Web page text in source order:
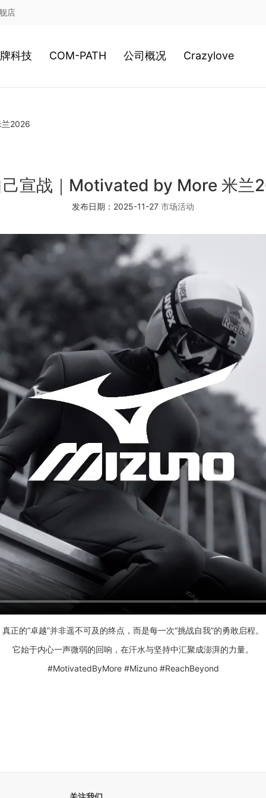
店
网球
科技
2020新科技
COM-PATH 公司概况
日本总社
美津浓全球
Crazylove
2026
己宣战｜Motivated by More 米兰
发布日期：2025-11-27 市场活动
真正的“卓越”并非遥不可及的终点，而是每一次“挑战自我”的勇敢启程。
它始于内心一声微弱的回响，在汗水与坚持中汇聚成澎湃的力量。
#MotivatedByMore #Mizuno #ReachBeyond